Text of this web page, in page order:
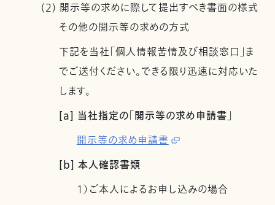
(2) 開示等の求めに際して提出すべき書面の様式
その他の開示等の求めの方式
下記を当社「個人情報苦情及び相談窓口」ま
でご送付ください。できる限り迅速に対応いた
します。
[a] 当社指定の「開示等の求め申請書」
開示等の求め申請書
[b] 本人確認書類
1）ご本人によるお申し込みの場合